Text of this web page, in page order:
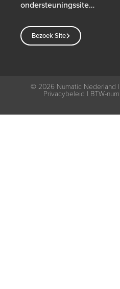
ondersteuningssite…
Bezoek Site
© 2026 Numatic Nederland |
Privacybeleid | BTW-